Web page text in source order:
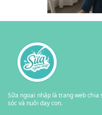
Sữa ngoại nhập là trang web
sóc và nuôi dạy con.